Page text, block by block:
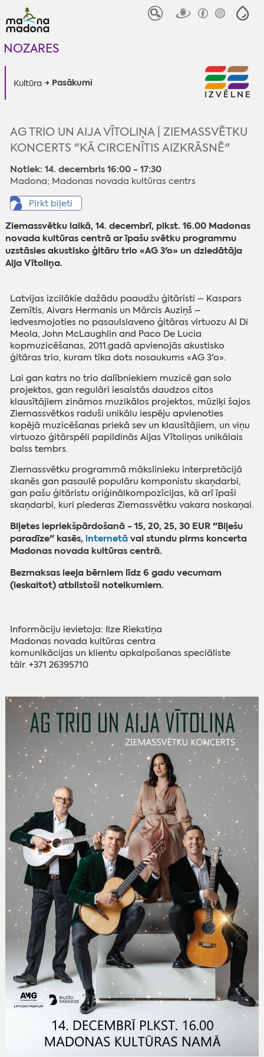
NOZARES
Kultūra Pasākumi
IZVĒLNE
AG TRIO UN AIJA VĪTOLIŅA | ZIEMASSVĒTKU
KONCERTS "KĀ CIRCENĪTIS AIZKRĀSNĒ"
Notiek: 14. decembris 16:00 - 17:30
Madona; Madonas novada kultūras centrs
Pirkt biļeti
Ziemassvētku laikā, 14. decembrī, plkst. 16.00 Madonas
novada kultūras centrā ar īpašu svētku programmu
uzstāsies akustisko ģitāru trio «AG 3'o» un dziedātāja
Aija Vītoliņa.
Latvijas izcilākie dažādu paaudžu ģitāristi – Kaspars
Zemītis, Aivars Hermanis un Mārcis Auziņš –
iedvesmojoties no pasaulslaveno ģitāras virtuozu Al Di
Meola, John McLaughlin and Paco De Lucia
kopmuzicēšanas, 2011.gadā apvienojās akustisko
ģitāras trio, kuram tika dots nosaukums «AG 3'o».
Lai gan katrs no trio dalībniekiem muzicē gan solo
projektos, gan regulāri iesaistās daudzos citos
klausītājiem zināmos muzikālos projektos, mūziķi šajos
Ziemassvētkos raduši unikālu iespēju apvienoties
kopējā muzicēšanas priekā sev un klausītājiem, un viņu
virtuozo ģitārspēli papildinās Aijas Vītoliņas unikālais
balss tembrs.
Ziemassvētku programmā mākslinieku interpretācijā
skanēs gan pasaulē populāru komponistu skaņdarbi,
gan pašu ģitāristu oriģinālkompozīcijas, kā arī īpaši
skaņdarbi, kuri piederas Ziemassvētku vakara noskaņai.
Biļetes iepriekšpārdošanā - 15, 20, 25, 30 EUR "Biļešu
paradīze" kasēs,internetāvai stundu pirms koncerta
Madonas novada kultūras centrā.
Bezmaksas ieeja bērniem līdz 6 gadu vecumam
(ieskaitot) atbilstoši noteikumiem.
Informāciju ievietoja: Ilze Riekstiņa
‌Madonas novada kultūras centra
‌komunikācijas un klientu apkalpošanas speciāliste
‌tālr. +371 26395710